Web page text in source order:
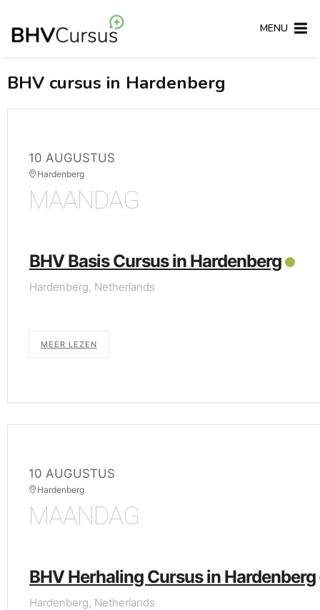
MENU
BHV cursus in Hardenberg
10 AUGUSTUS
Hardenberg
MAANDAG
BHV Basis Cursus in Hardenberg
Hardenberg, Netherlands
MEER LEZEN
10 AUGUSTUS
Hardenberg
MAANDAG
BHV Herhaling Cursus in Hardenberg
Hardenberg, Netherlands